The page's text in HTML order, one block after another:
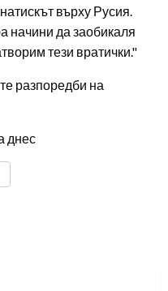
върху Русия.
начини да заобикаля
тези вратички."
разпоредби на
днес